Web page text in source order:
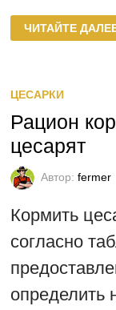
ВОЛЖСКАЯ
ПОРОДА
ЦЕСАРОК
ЧИТАЙТЕ
ЦЕСАРКИ
Рацион
цесарят
Автор: fermer
Кормить
согласно
определить